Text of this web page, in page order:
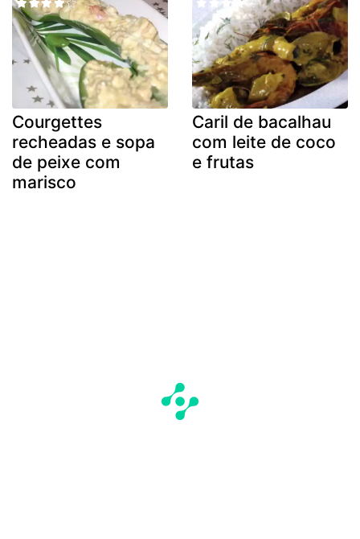
Courgettes
recheadas e sopa
de peixe com
marisco
Caril de bacalhau
com leite de coco
e frutas